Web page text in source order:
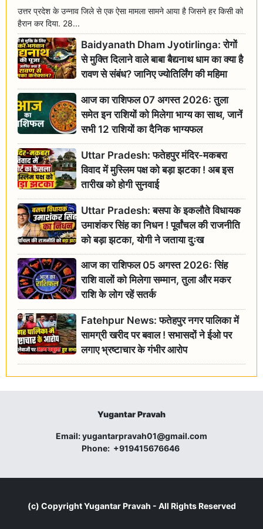
उत्तर प्रदेश के उन्नाव जिले से एक ऐसा मामला सामने आया है जिसने हर किसी को
हैरान कर दिया. 28...
Baidyanath Dham Jyotirlinga: रोगों
से मुक्ति दिलाने वाले बाबा बैद्यनाथ धाम का क्या है
रावण से संबंध? जानिए ज्योतिर्लिंग की महिमा
आज का राशिफल 07 अगस्त 2026: तुला
समेत इन राशियों को मिलेगा भाग्य का साथ, जानें
सभी 12 राशियों का दैनिक भाग्यफल
Uttar Pradesh: फतेहपुर मंदिर-मकबरा
विवाद में मुस्लिम पक्ष को बड़ा झटका ! अब इस
तारीख को होगी सुनवाई
Uttar Pradesh: बसपा के इकलौते विधायक
उमाशंकर सिंह का निधन ! पूर्वांचल की राजनीति
को बड़ा झटका, योगी ने जताया दुःख
आज का राशिफल 05 अगस्त 2026: सिंह
राशि वालों को मिलेगा सम्मान, तुला और मकर
राशि के लोग रहें सतर्क
Fatehpur News: फतेहपुर नगर पालिका में
सामग्री खरीद पर बवाल ! सभासदों ने ईओ पर
लगाए भ्रष्टाचार के गंभीर आरोप
Yugantar Pravah
Email:yugantarpravah01@gmail.com
Phone: +919415676646
(c) CopyrightYugantar Pravah - All Rights Reserved